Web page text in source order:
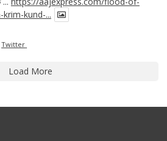
kund-...
Twitter
Load More